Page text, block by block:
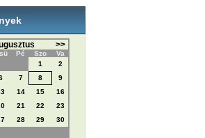
>>
Pé Szo
Va
1
2
7 8
9
14 15
16
21 22
23
28 29
30